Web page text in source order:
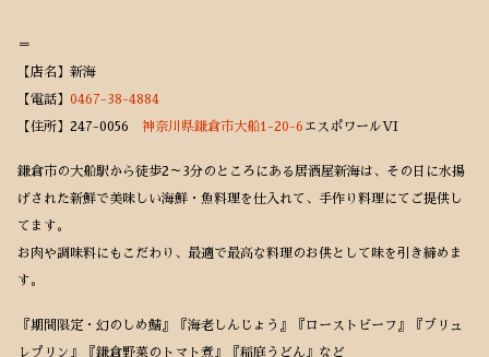
＝
【店名】新海
【電話】 0467-38-4884
【住所】247-0056 神奈川県鎌倉市大船1-20-6 エスポワールVI
鎌倉市の大船駅から徒歩2～3分のところにある居酒屋新海は、その日に水揚
げされた新鮮で美味しい海鮮・魚料理を仕入れて、手作り料理にてご提供し
てます。
お肉や調味料にもこだわり、最適で最高な料理のお供として味を引き締めま
す。
『期間限定・幻のしめ鯖』『海老しんじょう』『ローストビーフ』『ブリュ
レプリン』『鎌倉野菜のトマト煮』『稲庭うどん』など